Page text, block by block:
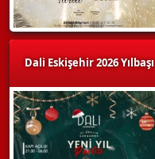
Dali Eskişehir 2026 Yılbaşı